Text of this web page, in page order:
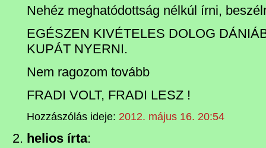
Nehéz meghatódottság nélkúl írni,
EGÉSZEN KIVÉTELES DOLOG
KUPÁT NYERNI.
Nem ragozom tovább
FRADI VOLT, FRADI LESZ !
Hozzászólás ideje: 2012. május 16. 20:54
helios írta: